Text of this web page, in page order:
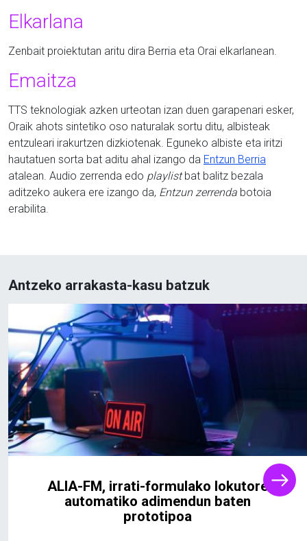
Elkarlana
Zenbait proiektutan aritu dira Berria eta Orai elkarlanean.
Emaitza
TTS teknologiak azken urteotan izan duen garapenari esker,
Oraik ahots sintetiko oso naturalak sortu ditu, albisteak
entzuleari irakurtzen dizkiotenak. Eguneko albiste eta iritzi
hautatuen sorta bat aditu ahal izango da Entzun Berria
atalean. Audio zerrenda edo playlistbat balitz bezala
aditzeko aukera ere izango da, Entzun zerrenda botoia
erabilita.
Antzeko arrakasta-kasu batzuk
ALIA-FM, irrati-formulako lokutore
automatiko adimendun baten
prototipoa